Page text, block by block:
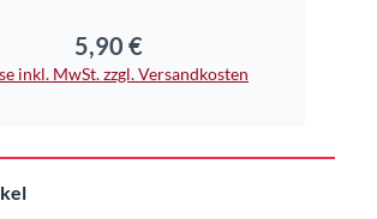
Regulärer Preis:
5,90 €
inkl. MwSt. zzgl. Versandkosten
überspringen